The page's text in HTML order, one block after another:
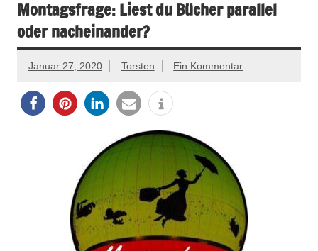
Montagsfrage: Liest du Bücher parallel
oder nacheinander?
Januar 27, 2020 Torsten Ein Kommentar